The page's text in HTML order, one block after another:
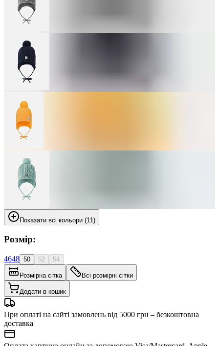
Показати всі кольори (11)
Розмір:
4648 50 52 54
Розмірна сітка Всі розмірні сітки
Додати в кошик
При оплаті на сайті замовлень від 5000 грн – безкоштовна
доставка